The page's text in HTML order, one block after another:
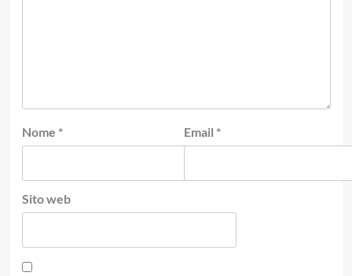
Nome * Email *
Sito web